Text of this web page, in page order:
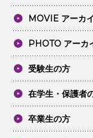
MOVIE アーカ
PHOTO アーカ
受験生の方
在学生・保護者
卒業生の方